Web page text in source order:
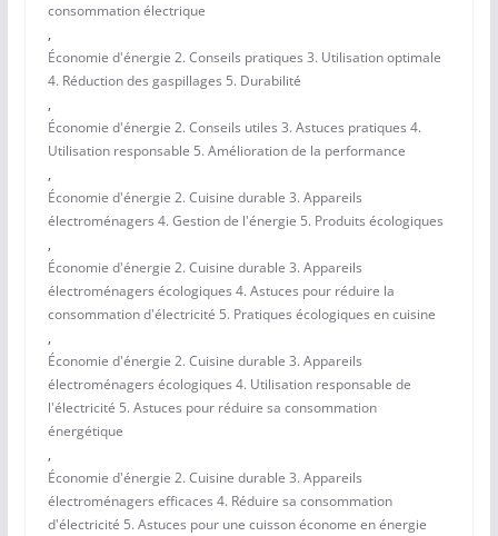
consommation électrique
,
Économie d'énergie 2. Conseils pratiques 3. Utilisation optimale
4. Réduction des gaspillages 5. Durabilité
,
Économie d'énergie 2. Conseils utiles 3. Astuces pratiques 4.
Utilisation responsable 5. Amélioration de la performance
,
Économie d'énergie 2. Cuisine durable 3. Appareils
électroménagers 4. Gestion de l'énergie 5. Produits écologiques
,
Économie d'énergie 2. Cuisine durable 3. Appareils
électroménagers écologiques 4. Astuces pour réduire la
consommation d'électricité 5. Pratiques écologiques en cuisine
,
Économie d'énergie 2. Cuisine durable 3. Appareils
électroménagers écologiques 4. Utilisation responsable de
l'électricité 5. Astuces pour réduire sa consommation
énergétique
,
Économie d'énergie 2. Cuisine durable 3. Appareils
électroménagers efficaces 4. Réduire sa consommation
d'électricité 5. Astuces pour une cuisson économe en énergie